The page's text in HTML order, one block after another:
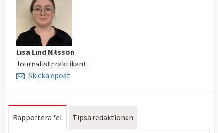
Lisa Lind Nilsson
Journalistpraktikant
Skicka epost
Rapportera fel Tipsa redaktionen